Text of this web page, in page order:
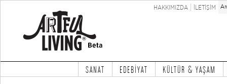
HAKKIMIZDA İLETİŞİM
SANAT EDEBİYAT KÜLTÜR & YAŞAM